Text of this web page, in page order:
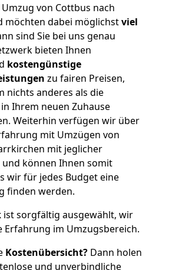
von Cottbus nach
möchten dabei möglichstviel
sind Sie bei uns genau
bieten Ihnen
kostengünstige
zu fairen Preisen,
nichts anderes als die
Ihrem neuen Zuhause
Weiterhin verfügen wir über
mit Umzügen von
mit jeglicher
können Ihnen somit
wir für jedes Budget eine
finden werden.
ist sorgfältig ausgewählt, wir
Erfahrung im Umzugsbereich.
Kostenübersicht? Dann holen
und unverbindliche